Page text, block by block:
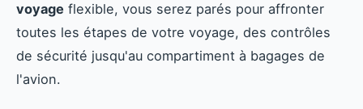
voyage flexible, vous serez parés pour affronter
toutes les étapes de votre voyage, des contrôles
de sécurité jusqu'au compartiment à bagages de
l'avion.